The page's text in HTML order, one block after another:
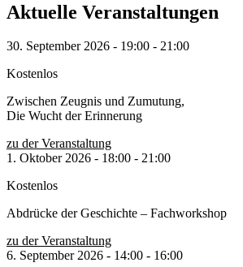
Aktuelle Veranstaltungen
30. September 2026 - 19:00 - 21:00
Kostenlos
Zwischen Zeugnis und Zumutung,
Die Wucht der Erinnerung
zu der Veranstaltung
1. Oktober 2026 - 18:00 - 21:00
Kostenlos
Abdrücke der Geschichte – Fachworkshop
zu der Veranstaltung
6. September 2026 - 14:00 - 16:00